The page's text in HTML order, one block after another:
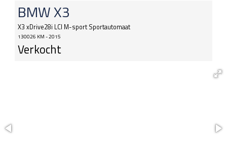
BMWX3
X3 xDrive28i LCI M-sport Sportautomaat
130026 KM - 2015
Verkocht